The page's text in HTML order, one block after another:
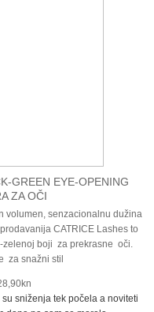
GREEN EYE-OPENING
ZA OČI
volumen, senzacionalnu dužina
CATRICE Lashes to
zelenoj boji za prekrasne oči.
za snažni stil
sniženja tek počela a noviteti